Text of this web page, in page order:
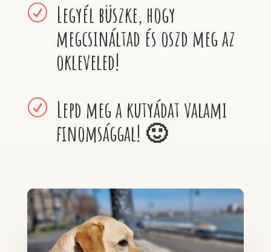
R Legyél büszke, hogy
megcsináltad és oszd meg az
okleveled!
R Lepd meg a kutyádat valami
finomsággal! 🙂